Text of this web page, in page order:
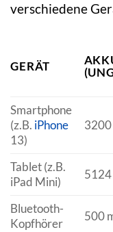
verschiedene
GERÄT
Smartphone
(z.B. iPhone
13)
Tablet (z.B.
iPad Mini)
Bluetooth-
Kopfhörer
500